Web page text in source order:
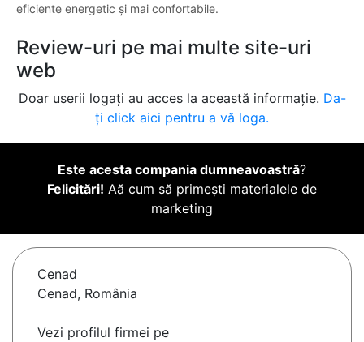
eficiente energetic și mai confortabile.
Review-uri pe mai multe site-uri
web
Doar userii logați au acces la această informație. Da-
ți click aici pentru a vă loga.
Este acesta compania dumneavoastră?
Felicitări! Aă cum să primești materialele de
marketing
Cenad
Cenad, România
Vezi profilul firmei pe